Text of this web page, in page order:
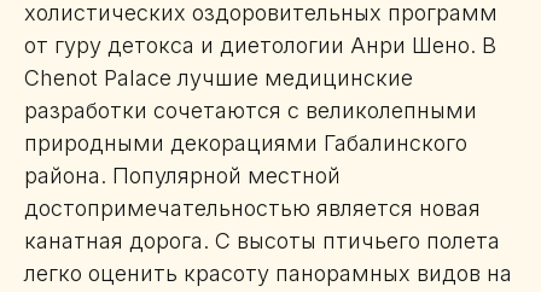
холистических оздоровительных программ
от гуру детокса и диетологии Анри Шено. В
Chenot Palace лучшие медицинские
разработки сочетаются с великолепными
природными декорациями Габалинского
района. Популярной местной
достопримечательностью является новая
канатная дорога. С высоты птичьего полета
легко оценить красоту панорамных видов на